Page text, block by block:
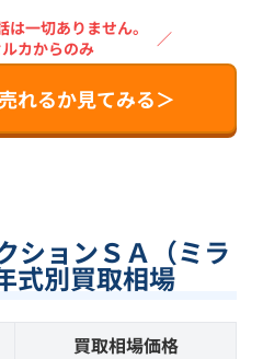
は一切ありません。
カからのみ
／
れるか見てみる＞
ションＳＡ（ミラ
式別買取相場
買取相場価格